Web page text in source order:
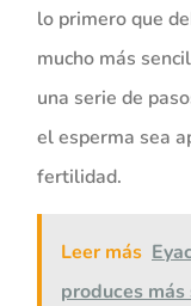
lo primero que
mucho más
una serie de
el esperma sea
fertilidad.
Leer más
produces más